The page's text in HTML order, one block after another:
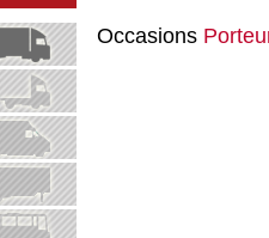
Occasions